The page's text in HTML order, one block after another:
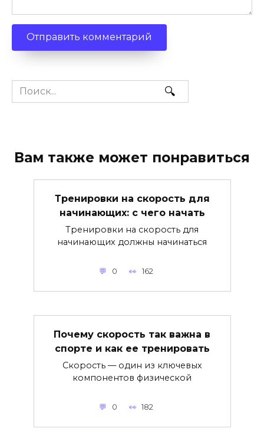
Search
for:
Вам также может понравиться
Тренировки на скорость для
начинающих: с чего начать
Тренировки на скорость для
начинающих должны начинаться
0 162
Почему скорость так важна в
спорте и как ее тренировать
Скорость — один из ключевых
компонентов физической
0 182